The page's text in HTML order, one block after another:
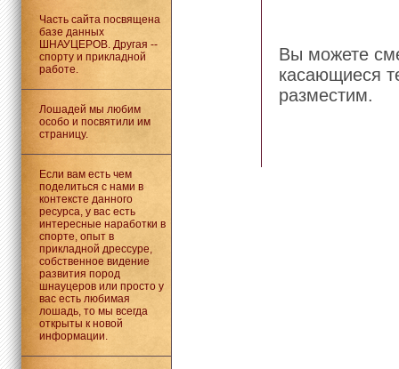
Часть сайта посвящена
базе данных
ШНАУЦЕРОВ. Другая --
спорту и прикладной
работе.
Лошадей мы любим
особо и посвятили им
страницу.
Если вам есть чем
поделиться с нами в
контексте данного
ресурса, у вас есть
интересные наработки в
спорте, опыт в
прикладной дрессуре,
собственное видение
развития пород
шнауцеров или просто у
вас есть любимая
лошадь, то мы всегда
открыты к новой
информации.
Вы можете
касающиеся
разместим.